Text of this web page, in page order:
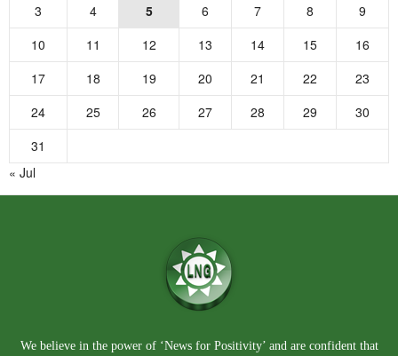
3
4 5 6 7 8
9
10
11 12 13 14 15
16
17
18 19 20 21 22
23
24
25 26 27 28 29
30
31
« Jul
We believe in the power of ‘News for Positivity’ and are confident that